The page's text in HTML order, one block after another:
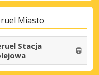
Miasto
Stacja